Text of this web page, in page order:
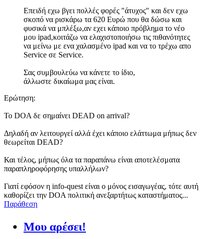
Επειδή εχω βγει πολλές φορές "άτυχος" και δεν εχω
σκοπό να ρισκάρω τα 620 Ευρώ που θα δώσω και
φυσικά να μπλέξω,αν εχει κάποιο πρόβλημα το νέο
μου ipad,κοιτάζω να ελαχιστοποιήσω τις πιθανότητες
να μείνω με ενα χαλασμένο ipad και να το τρέχω απο
Service σε Service.
Σας συμβουλεύω να κάνετε το ίδιο,
άλλωστε δικαίωμα μας είναι.
Ερώτηση:
To DOA δε σημαίνει DEAD on arrival?
Δηλαδή αν λειτουργεί αλλά έχει κάποιο ελάττωμα μήπως δεν
θεωρείται DEAD?
Και τέλος, μήπως όλα τα παραπάνω είναι αποτελέσματα
παραπληροφόρησης υπαλλήλων?
Γιατί εφόσον η info-quest είναι ο μόνος εισαγωγέας, τότε αυτή
καθορίζει την DOA πολιτική ανεξαρτήτως καταστήματος...
Παράθεση
Μου αρέσει!